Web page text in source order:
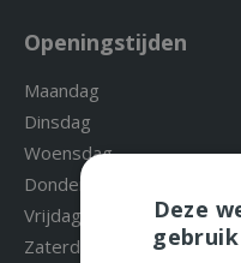
Openingstijden
Maandag
Dinsdag
Woensdag
Donderdag
Vrijdag
Zaterdag
Deze